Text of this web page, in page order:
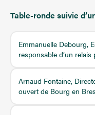
Table-ronde suivie
Emmanuelle Debourg,
responsable d’un relais
Arnaud Fontaine,
ouvert de Bourg en